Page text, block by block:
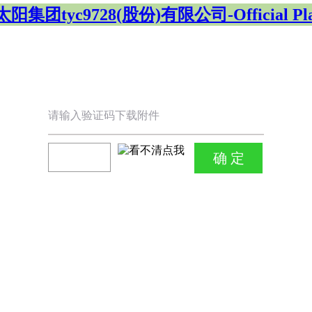
阳集团tyc9728(股份)有限公司-Official
请输入验证码下载附件